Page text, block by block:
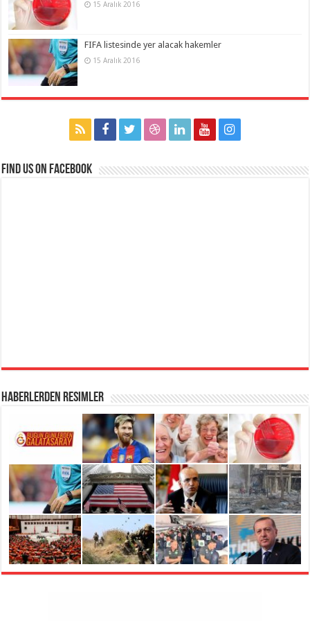
15 Aralık 2016
FIFA listesinde yer alacak hakemler
15 Aralık 2016
Find us on Facebook
Haberlerden Resimler